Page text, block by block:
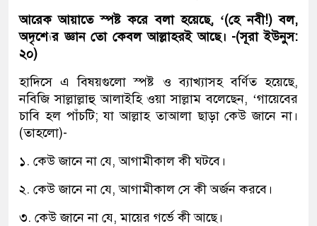
আরেক আয়াতে স্পষ্ট করে বলা হয়েছে, ‘(হে নবী!) বল,
অদৃশ্যের জ্ঞান তো কেবল আল্লাহরই আছে। -(সূরা ইউনুস:
২০)
হাদিসে এ বিষয়গুলো স্পষ্ট ও ব্যাখ্যাসহ বর্ণিত হয়েছে,
নবিজি সাল্লাল্লাহু আলাইহি ওয়া সাল্লাম বলেছেন, ‘গায়েবের
চাবি হল পাঁচটি; যা আল্লাহ তাআলা ছাড়া কেউ জানে না।
(তাহলো)-
১. কেউ জানে না যে, আগামীকাল কী ঘটবে।
২. কেউ জানে না যে, আগামীকাল সে কী অর্জন করবে।
৩. কেউ জানে না যে, মায়ের গর্ভে কী আছে।